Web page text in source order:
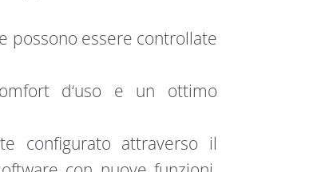
possono essere controllate
d‘uso e un ottimo
configurato attraverso il